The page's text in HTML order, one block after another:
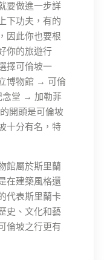
要做進一步詳
下功夫，有的
因此你也要根
你的旅遊行
擇可倫坡一
博物館 → 可倫
念堂 → 加勒菲
開頭是可倫坡
十分有名，特
館屬於斯里蘭
在建築風格還
代表斯里蘭卡
史、文化和藝
倫坡之行更有